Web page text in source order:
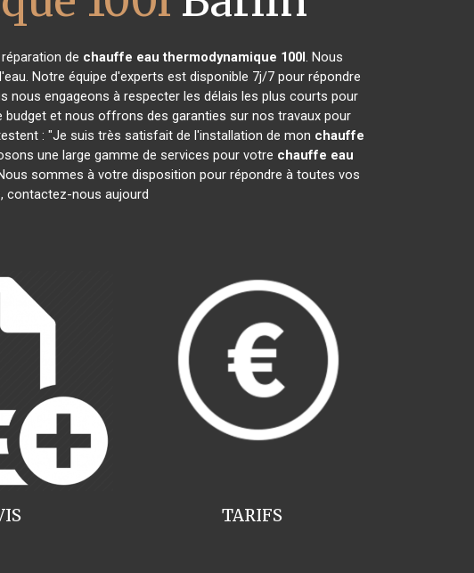
de chauffe eau thermodynamique 100l. Nous
Notre équipe d'experts est disponible 7j/7 pour répondre
engageons à respecter les délais les plus courts pour
et nous offrons des garanties sur nos travaux pour
: "Je suis très satisfait de l'installation de mon chauffe
une large gamme de services pour votre chauffe eau
sommes à votre disposition pour répondre à toutes vos
contactez-nous aujourd
TARIFS